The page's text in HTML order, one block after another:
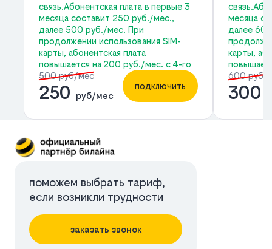
связь.Абонентская плата в первые 3
месяца составит 250 руб./мес.,
далее 500 руб./мес. При
продолжении использования SIM-
карты, абонентская плата
повышается на 200 руб./мес. с 4-го
500 руб/мес
250 руб/мес
подключить
месяца
далее
карты,
600 руб/
300
поможем выбрать тариф,
если возникли трудности
заказать звонок